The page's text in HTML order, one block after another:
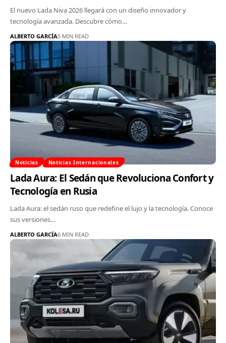
El nuevo Lada Niva 2026 llegará con un diseño innovador y
tecnología avanzada. Descubre cómo…
ALBERTO GARCÍA5 MIN READ
Noticias Noticias Internacionales
Lada Aura: El Sedán que Revoluciona Confort y
Tecnología en Rusia
Lada Aura: el sedán ruso que redefine el lujo y la tecnología. Conoce
sus versiones…
ALBERTO GARCÍA6 MIN READ